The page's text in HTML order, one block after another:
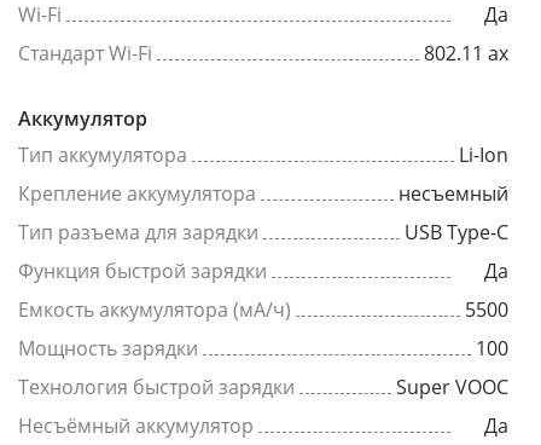
Wi-Fi
Да
Стандарт Wi-Fi
802.11 ax
Аккумулятор
Тип аккумулятора
Li-Ion
Крепление аккумулятора
несъемный
Тип разъема для зарядки
USB Type-C
Функция быстрой зарядки
Да
Емкость аккумулятора (мА/ч)
5500
Мощность зарядки
100
Технология быстрой зарядки
Super VOOC
Несъёмный аккумулятор
Да